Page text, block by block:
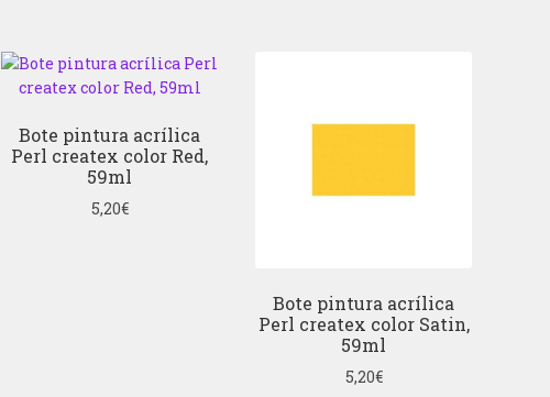
Bote pintura acrílica
Perl createx color Red,
59ml
5,20€
Bote pintura acrílica
Perl createx color Satin,
59ml
5,20€